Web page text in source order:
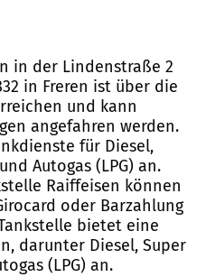
in der Lindenstraße 2
in Freren ist über die
und kann
angefahren werden.
für Diesel,
Autogas (LPG) an.
Raiffeisen können
oder Barzahlung
bietet eine
darunter Diesel, Super
(LPG) an.